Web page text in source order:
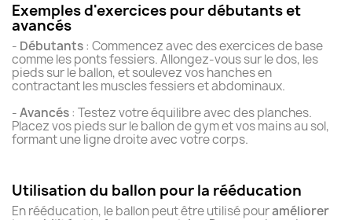
Exemples d'exercices pour débutants et
avancés
- Débutants: Commencez avec des exercices de base
comme les ponts fessiers. Allongez-vous sur le dos, les
pieds sur le ballon, et soulevez vos hanches en
contractant les muscles fessiers et abdominaux.
-Avancés: Testez votre équilibre avec des planches.
Placez vos pieds sur le ballon de gym et vos mains au sol,
formant une ligne droite avec votre corps.
Utilisation du ballon pour la rééducation
En rééducation, le ballon peut être utilisé pouraméliorer